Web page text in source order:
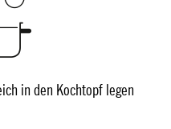
in den Kochtopf legen